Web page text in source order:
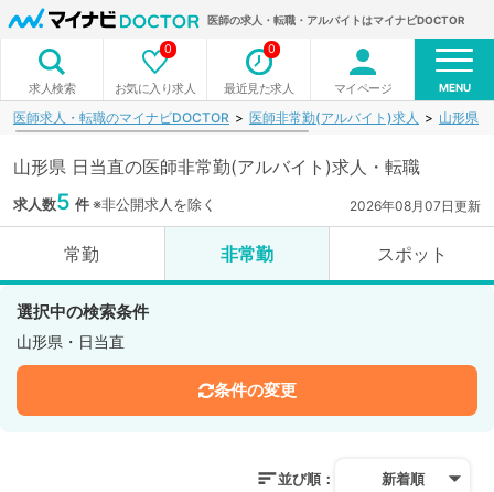
医師の求人・転職・アルバイトはマイナビDOCTOR
求人検索 お気に入り求人
0
最近見た求人
0
マイページ MENU
医師求人・転職のマイナビDOCTOR 医師非常勤(アルバイト)求人 山形県
山形県 日当直の医師非常勤(アルバイト)求人・転職
求人数5 件※非公開求人を除く 2026年08月07日更新
常勤 非常勤 スポット
選択中の検索条件
山形県・日当直
条件の変更
並び順： 新着順